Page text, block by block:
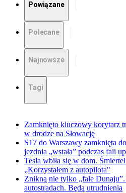
Powiązane
Polecane
Najnowsze
Tagi
Zamknięto kluczowy korytarz
w drodze na Słowację
S17 do Warszawy zamknięta
jezdnia „wstała” podczas fali
Tesla wbiła się w dom.
„Korzystałem z autopilota"
Znikną nie tylko „fale
autostradach. Będą utrudnienia